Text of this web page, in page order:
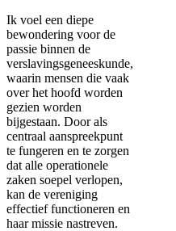
Ik voel een diepe
bewondering voor de
passie binnen de
verslavingsgeneeskunde,
waarin mensen die vaak
over het hoofd worden
gezien worden
bijgestaan. Door als
centraal aanspreekpunt
te fungeren en te zorgen
dat alle operationele
zaken soepel verlopen,
kan de vereniging
effectief functioneren en
haar missie nastreven.